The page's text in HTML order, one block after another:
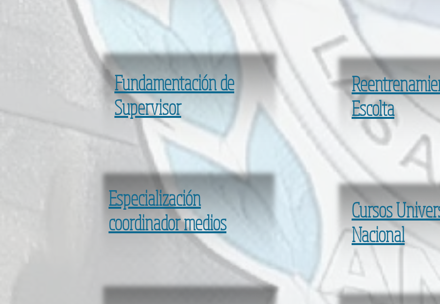
Fundamentación de
Supervisor
Escolta
Especialización
coordinador medios
Cursos
Nacional